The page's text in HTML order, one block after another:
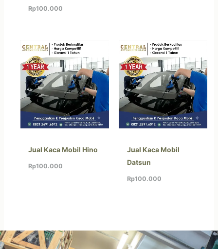
Rp100.000
Jual Kaca Mobil Hino
Rp100.000
Jual Kaca Mobil
Datsun
Rp100.000